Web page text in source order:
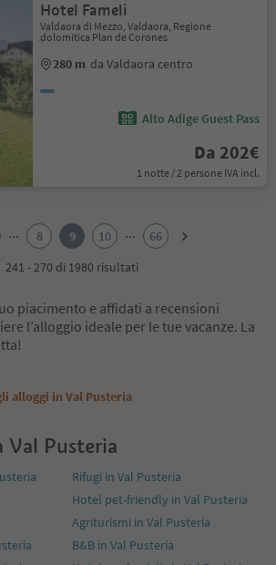
Hotel Fameli
Valdaora di Mezzo, Valdaora, Regione
dolomitica Plan de Corones
280 m da Valdaora centro
Alto Adige Guest Pass
Da 202€
1 notte / 2 persone IVA incl.
... 8 9 10 ...
66
241 - 270 di 1980 risultati
piacimento e affidati a recensioni
l’alloggio ideale per le tue vacanze. La
alloggi in Val Pusteria
Val Pusteria
Rifugi in Val Pusteria
Hotel pet-friendly in Val Pusteria
Agriturismi in Val Pusteria
B&B in Val Pusteria